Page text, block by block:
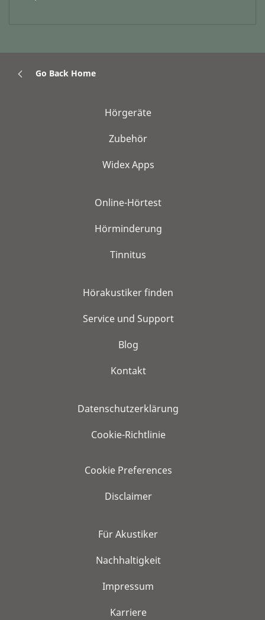
Go Back Home
Hörgeräte
Zubehör
Widex Apps
Online-Hörtest
Hörminderung
Tinnitus
Hörakustiker finden
Service und Support
Blog
Kontakt
Datenschutzerklärung
Cookie-Richtlinie
Cookie Preferences
Disclaimer
Für Akustiker
Nachhaltigkeit
Impressum
Karriere